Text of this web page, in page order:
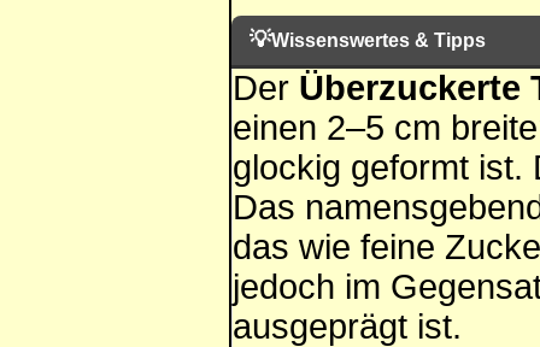
💡Wissenswertes & Tipps
Der Überzuckerte
einen 2–5 cm
glockig geformt ist.
Das
das wie feine
jedoch im
ausgeprägt ist.